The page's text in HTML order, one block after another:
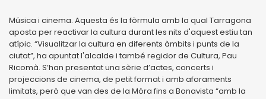
Música i cinema. Aquesta és la fòrmula amb la qual Tarragona
aposta per reactivar la cultura durant les nits d'aquest estiu tan
atípic. “Visualitzar la cultura en diferents àmbits i punts de la
ciutat”, ha apuntat l'alcalde i també regidor de Cultura, Pau
Ricomà. S’han presentat una sèrie d’actes, concerts i
projeccions de cinema, de petit format i amb aforaments
limitats, però que van des de la Móra fins a Bonavista “amb la